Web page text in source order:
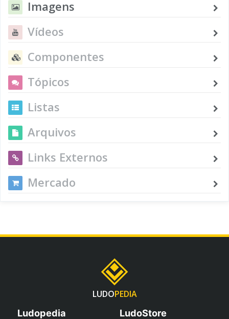
Imagens
Vídeos
Componentes
Tópicos
Listas
Arquivos
Links Externos
Mercado
LUDOPEDIA
Ludopedia
LudoStore